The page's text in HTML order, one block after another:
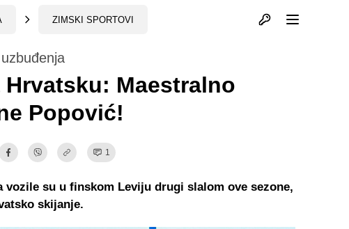
ZIMSKI SPORTOVI Otvori profil
Hrvatsku: Maestralno
Popović!
1
vozile su u finskom Leviju drugi slalom ove sezone,
skijanje.